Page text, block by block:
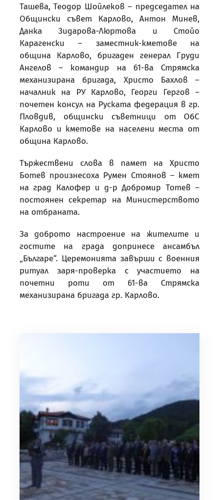
Ташева, Теодор Шойлеков – председател на
Общински съвет Карлово, Антон Минев,
Данка Зидарова-Люртова и Стойо
Карагенски – заместник-кметове на
община Карлово, бригаден генерал Груди
Ангелов – командир на 61-ва Стрямска
механизирана бригада, Христо Бахлов –
началник на РУ Карлово, Георги Гергов –
почетен консул на Руската федерация в гр.
Пловдив, общински съветници от ОбС
Карлово и кметове на населени места от
община Карлово.
Тържествени слова в памет на Христо
Ботев произнесоха Румен Стоянов – кмет
на град Калофер и д-р Добромир Тотев –
постоянен секретар на Министерството
на отбраната.
За доброто настроение на жителите и
гостите на града допринесе ансамбъл
„Българе“. Церемонията завърши с военния
ритуал заря-проверка с участието на
почетни роти от 61-ва Стрямска
механизирана бригада гр. Карлово.